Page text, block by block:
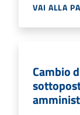
VAI ALLA
Cambio